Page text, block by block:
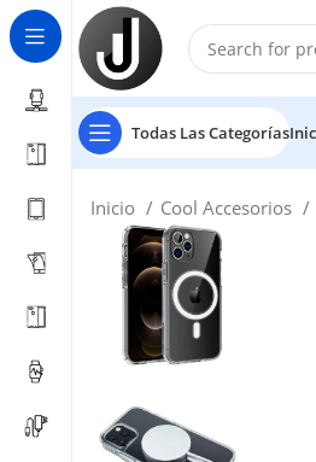
Todas Las Categorías
Inicio Cool Accesorios